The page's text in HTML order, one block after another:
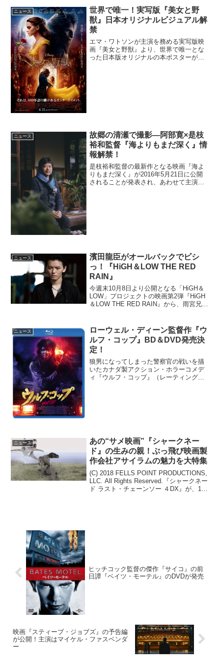
ニュース
世界で唯一！実写版『美女と野
獣』日本オリジナルビジュアル解
禁
エマ・ワトソンが主演を務める実写版映
画『美女と野獣』より、世界で唯一とな
った日本版オリジナルの本ポスターが解
ニュース
故郷の清瀬で撮影―阿部寛×是枝
裕和監督『海よりもまだ深く』情
報解禁！
是枝裕和監督の最新作となる映画『海よ
りもまだ深く』が2016年5月21日に公開
されることが発表され、あわせて主演の
ニュース
濱田龍臣がオールバックでビシ
っ！『HiGH＆LOW THE RED
RAIN』
今週末10月8日より公開となる「HiGH＆
LOW」プロジェクトの映画第2弾『HiGH
＆LOW THE RED RAIN』から、雨宮兄弟
宮兄弟の少年時代映...
ニュース
ローウェル・ディーン監督作『ウ
ルフ・コップ』BD＆DVD発売決
定！
狼男になってしまった警察官の戦いを描
いたカナダ製アクション・ホラーコメデ
ィ『ウルフ・コップ』（レーティング：
ニュース
あの“サメ映画”『シャークネー
ド』の生みの親！ぶっ飛び映画製
作会社アサイラムの魅力を大特集
(C) 2018 FELLS POINT PRODUCTIONS,
LLC. All Rights Reserved.『シャークネー
ド ラスト・チェーンソー ４DX』が、11
ヒッチコック監督の傑作『サイコ』の前
日譚『ベイツ・モーテル』のDVDが発売
映画『スティーブ・ジョブズ』の予告編
が公開！主演はマイケル・ファスベンダ
ー